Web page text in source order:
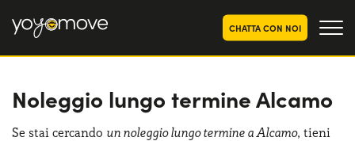
CHATTA CON NOI
OFFERTE NOLEGGIO
LUNGO TERMINE
Privati
OFFERTE NOLEGGIO
Noleggio lungo termine Alcamo
Se stai cercando un noleggio lungo termine a Alcamo, tieni